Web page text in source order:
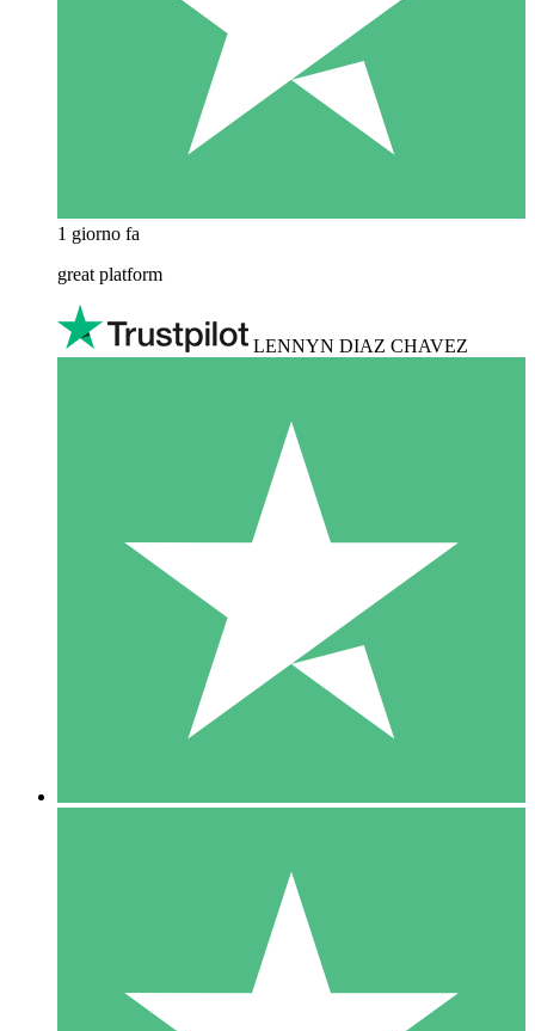
1 giorno fa
great platform
LENNYN DIAZ CHAVEZ